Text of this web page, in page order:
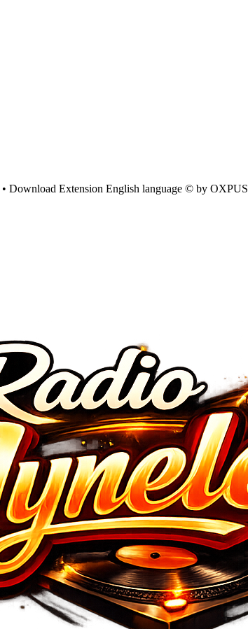
• Download Extension English language © by OXPUS